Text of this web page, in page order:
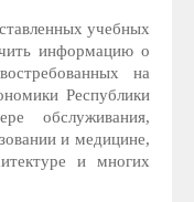
учебных
информацию о
на
Республики
обслуживания,
и медицине,
и многих